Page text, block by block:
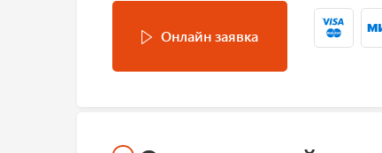
Онлайн заявка